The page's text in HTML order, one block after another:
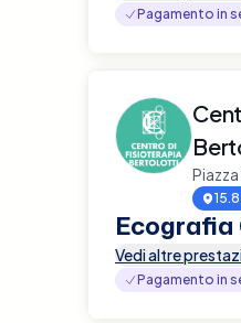
Pagamento in
Ecografia
Vedi altre
Pagamento in